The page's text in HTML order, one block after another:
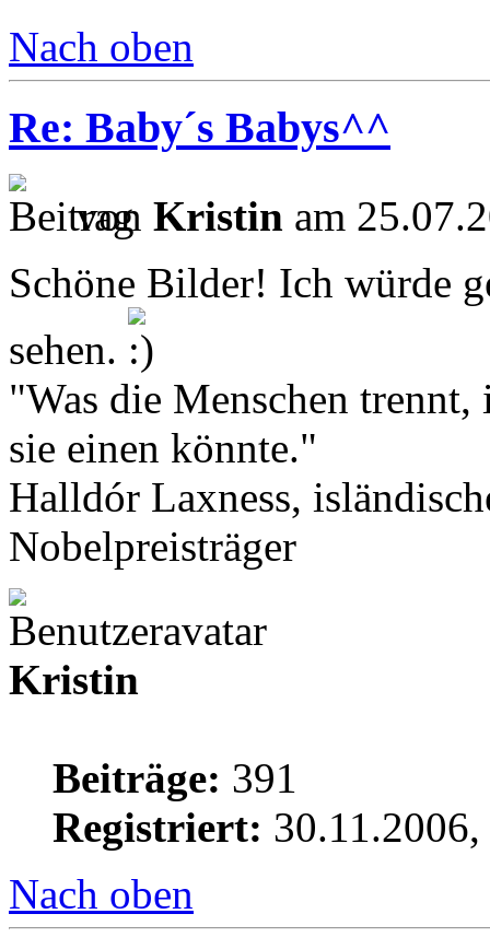
Nach oben
Re: Baby´s Babys^^
von Kristin am
Schöne Bilder! Ich würde
sehen.
"Was die Menschen trennt,
sie einen könnte."
Halldór Laxness,
Nobelpreisträger
Kristin
Beiträge: 391
Registriert:
Nach oben